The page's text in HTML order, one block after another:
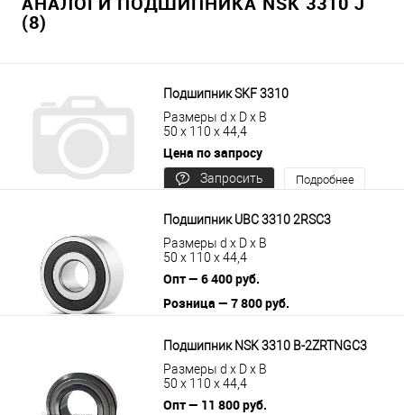
(8)
Подшипник SKF 3310
Размеры d x D x B
50 x 110 x 44,4
Цена по запросу
Запросить
Подробнее
Подшипник UBC 3310 2RSС3
Размеры d x D x B
50 x 110 x 44,4
Опт — 6 400 руб.
Розница — 7 800 руб.
Подшипник NSK 3310 B-2ZRTNGC3
Размеры d x D x B
50 x 110 x 44,4
Опт — 11 800 руб.